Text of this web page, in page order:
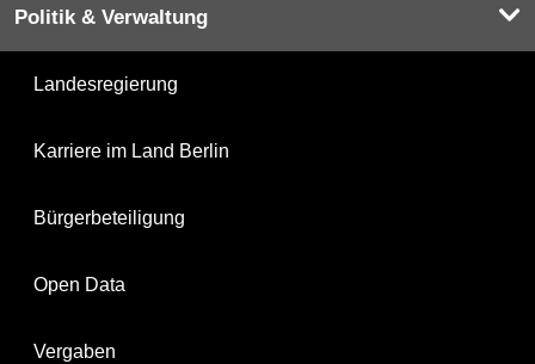
Politik & Verwaltung
Landesregierung
Karriere im Land Berlin
Bürgerbeteiligung
Open Data
Vergaben